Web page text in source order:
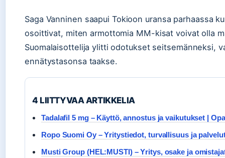
Saga Vanninen saapui Tokioon uransa parhaassa
osoittivat, miten armottomia MM-kisat voivat olla
Suomalaisottelija ylitti odotukset seitsemänneksi,
ennätystasonsa taakse.
4 LIITTYVAA ARTIKKELIA
Tadalafil 5 mg – Käyttö, annostus ja vaikutukset |
Ropo Suomi Oy – Yritystiedot, turvallisuus ja
Musti Group (HEL:MUSTI) – Yritys, osake ja